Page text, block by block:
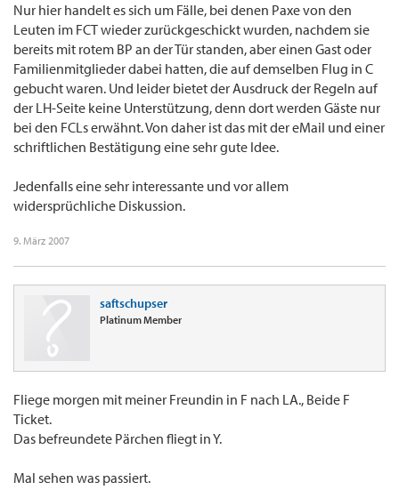
Nur hier handelt es sich um Fälle, bei denen Paxe von den
Leuten im FCT wieder zurückgeschickt wurden, nachdem sie
bereits mit rotem BP an der Tür standen, aber einen Gast oder
Familienmitglieder dabei hatten, die auf demselben Flug in C
gebucht waren. Und leider bietet der Ausdruck der Regeln auf
der LH-Seite keine Unterstützung, denn dort werden Gäste nur
bei den FCLs erwähnt. Von daher ist das mit der eMail und einer
schriftlichen Bestätigung eine sehr gute Idee.
Jedenfalls eine sehr interessante und vor allem
widersprüchliche Diskussion.
9. März 2007
saftschupser
Platinum Member
Fliege morgen mit meiner Freundin in F nach LA., Beide F
Ticket.
Das befreundete Pärchen fliegt in Y.
Mal sehen was passiert.